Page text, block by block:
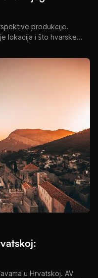
produkcije.
lokacija i što hvarske
u Hrvatskoj. AV